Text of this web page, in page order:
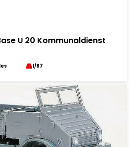
U 20 Kommunaldienst
1/87